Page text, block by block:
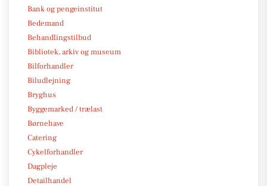
Bank og pengeinstitut
Bedemand
Behandlingstilbud
Bibliotek, arkiv og museum
Bilforhandler
Biludlejning
Bryghus
Byggemarked / trælast
Børnehave
Catering
Cykelforhandler
Dagpleje
Detailhandel